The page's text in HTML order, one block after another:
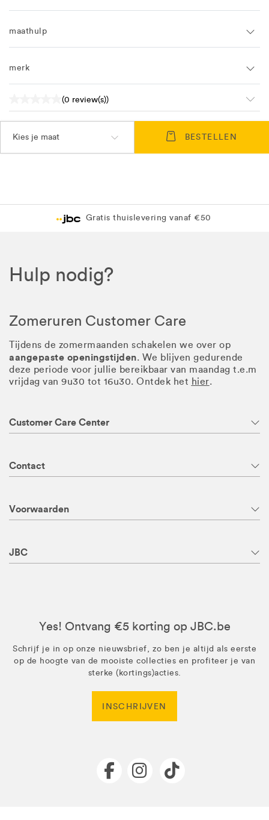
maathulp
merk
(0 review(s))
Kies je maat BESTELLEN
Gratis thuislevering vanaf €50
Hulp nodig?
Zomeruren Customer Care
Tijdens de zomermaanden schakelen we over op
aangepaste openingstijden. We blijven gedurende
deze periode voor jullie bereikbaar van maandag t.e.m
vrijdag van 9u30 tot 16u30. Ontdek het hier.
Customer Care Center
Contact
Voorwaarden
JBC
Yes! Ontvang €5 korting op JBC.be
Schrijf je in op onze nieuwsbrief, zo ben je altijd als eerste
op de hoogte van de mooiste collecties en profiteer je van
sterke (kortings)acties.
INSCHRIJVEN